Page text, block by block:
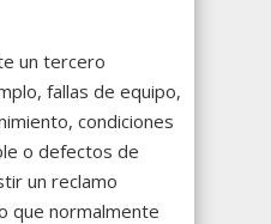
un tercero
fallas de equipo,
condiciones
o defectos de
un reclamo
que normalmente